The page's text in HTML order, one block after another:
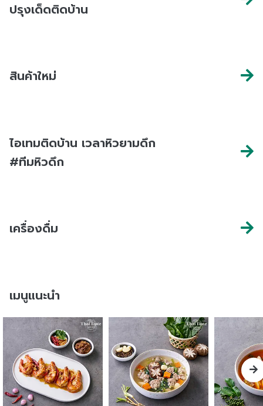
ปรุงเด็ดติดบ้าน
สินค้าใหม่
ไอเทมติดบ้าน เวลาหิวยามดึก
#ทีมหิวดึก
เครื่องดื่ม
เมนูแนะนำ